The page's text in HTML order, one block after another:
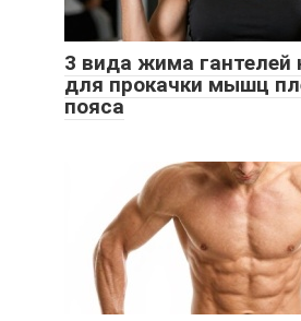
3 вида жима гантелей
для прокачки мышц
пояса